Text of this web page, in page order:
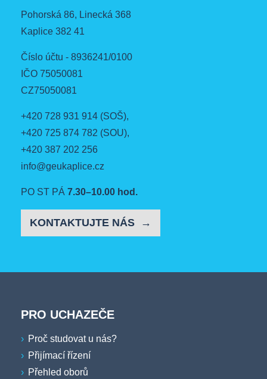
Pohorská 86, Linecká 368
Kaplice 382 41
Číslo účtu - 8936241/0100
IČO 75050081
CZ75050081
+420 728 931 914 (SOŠ),
+420 725 874 782 (SOU),
+420 387 202 256
info@geukaplice.cz
PO ST PÁ 7.30–10.00 hod.
KONTAKTUJTE NÁS
PRO UCHAZEČE
Proč studovat u nás?
Přijímací řízení
Přehled oborů